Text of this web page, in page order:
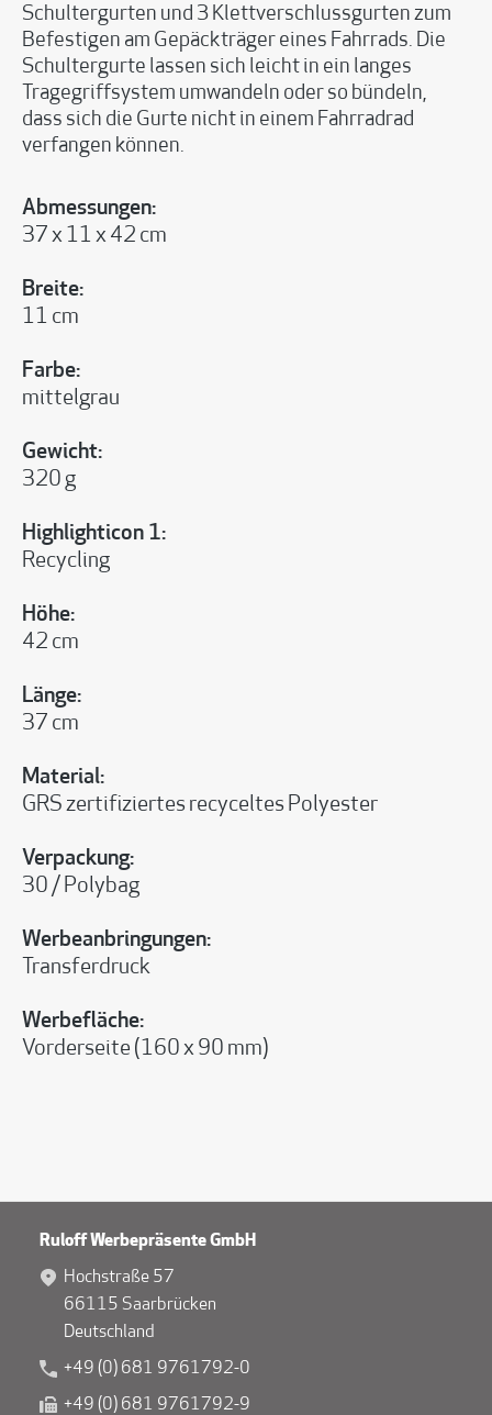
Schultergurten und 3 Klettverschlussgurten zum
Befestigen am Gepäckträger eines Fahrrads. Die
Schultergurte lassen sich leicht in ein langes
Tragegriffsystem umwandeln oder so bündeln,
dass sich die Gurte nicht in einem Fahrradrad
verfangen können.
Abmessungen:
37 x 11 x 42 cm
Breite:
11 cm
Farbe:
mittelgrau
Gewicht:
320 g
Highlighticon 1:
Recycling
Höhe:
42 cm
Länge:
37 cm
Material:
GRS zertifiziertes recyceltes Polyester
Verpackung:
30 / Polybag
Werbeanbringungen:
Transferdruck
Werbefläche:
Vorderseite (160 x 90 mm)
Ruloff Werbepräsente GmbH
Hochstraße 57
66115 Saarbrücken
Deutschland
+49 (0) 681 9761792-0
+49 (0) 681 9761792-9